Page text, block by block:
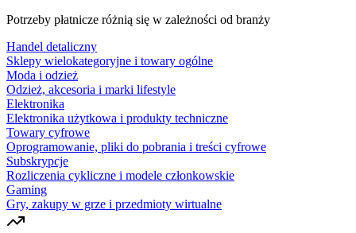
Potrzeby płatnicze różnią się w zależności od branży
Handel detaliczny
Sklepy wielokategoryjne i towary ogólne
Moda i odzież
Odzież, akcesoria i marki lifestyle
Elektronika
Elektronika użytkowa i produkty techniczne
Towary cyfrowe
Oprogramowanie, pliki do pobrania i treści cyfrowe
Subskrypcje
Rozliczenia cykliczne i modele członkowskie
Gaming
Gry, zakupy w grze i przedmioty wirtualne